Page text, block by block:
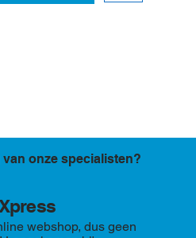
onze specialisten?
webshop, dus geen